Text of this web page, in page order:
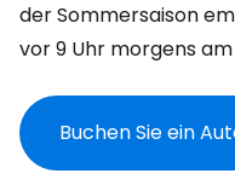
der Sommersaison
vor 9 Uhr morgens
Buchen Sie ein